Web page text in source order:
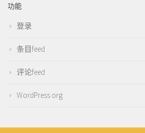
功能
登录
条目feed
评论feed
WordPress.org